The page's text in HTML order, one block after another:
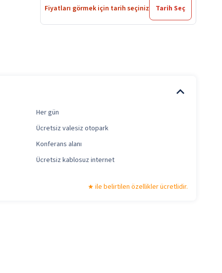
Fiyatları görmek için tarih seçiniz Tarih Seç
Her gün
Ücretsiz valesiz otopark
Konferans alanı
Ücretsiz kablosuz internet
ile belirtilen özellikler ücretlidir.